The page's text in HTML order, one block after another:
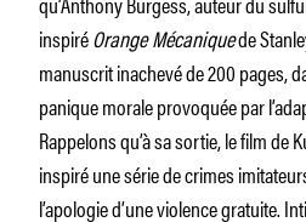
inspiréOrange Mécaniquede
manuscrit inachevé de 200 pages,
panique morale provoquée par
Rappelons qu’à sa sortie, le film de
inspiré une série de crimes
l’apologie d’une violence gratuite.